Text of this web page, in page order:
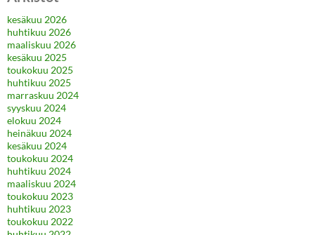
kesäkuu 2026
huhtikuu 2026
maaliskuu 2026
kesäkuu 2025
toukokuu 2025
huhtikuu 2025
marraskuu 2024
syyskuu 2024
elokuu 2024
heinäkuu 2024
kesäkuu 2024
toukokuu 2024
huhtikuu 2024
maaliskuu 2024
toukokuu 2023
huhtikuu 2023
toukokuu 2022